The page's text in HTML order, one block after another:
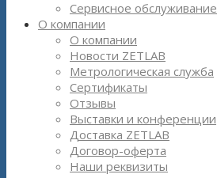
Сервисное обслуживание
О компании
О компании
Новости ZETLAB
Метрологическая служба
Сертификаты
Отзывы
Выставки и конференции
Доставка ZETLAB
Договор-оферта
Наши реквизиты